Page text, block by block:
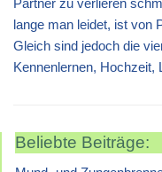
Partner zu verlieren
lange man leidet, ist von
Gleich sind jedoch die
Kennenlernen,
Beliebte Beiträge: